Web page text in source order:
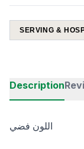
SERVING &
Description
اللون فضي